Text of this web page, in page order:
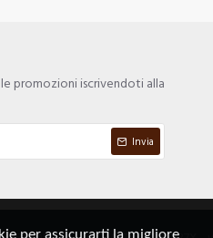
promozioni iscrivendoti alla
Invia
per assicurarti la migliore